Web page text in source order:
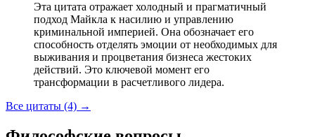
Эта цитата отражает холодный и прагматичный
подход Майкла к насилию и управлению
криминальной империей. Она обозначает его
способность отделять эмоции от необходимых для
выживания и процветания бизнеса жестоких
действий. Это ключевой момент его
трансформации в расчетливого лидера.
Все цитаты (4) →